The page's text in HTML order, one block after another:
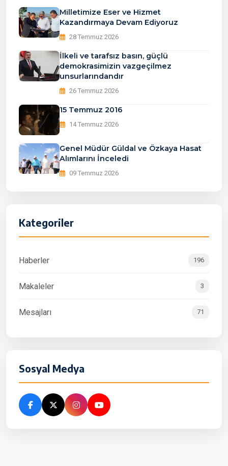
Milletimize Eser ve Hizmet
Kazandırmaya Devam Ediyoruz
28 Temmuz 2026
İlkeli ve tarafsız basın, güçlü
demokrasimizin vazgeçilmez
unsurlarındandır
26 Temmuz 2026
15 Temmuz 2016
14 Temmuz 2026
Genel Müdür Güldal ve Özkaya Hasat
Alımlarını İnceledi
09 Temmuz 2026
Kategoriler
Haberler 196
Makaleler 3
Mesajları 71
Sosyal Medya